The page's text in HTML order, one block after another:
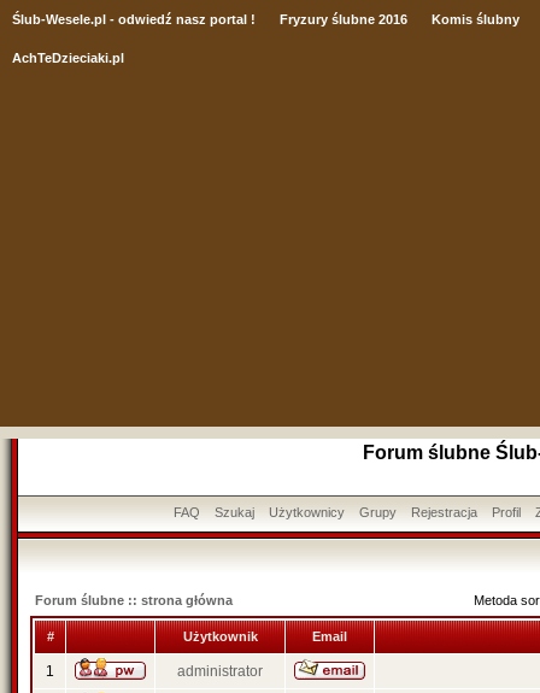
Ślub-Wesele.pl - odwiedź nasz portal ! Fryzury ślubne 2016 Komis ślubny
AchTeDzieciaki.pl
Forum ślubne
FAQ Szukaj Użytkownicy Grupy Rejestracja Profil
Forum ślubne :: strona główna Metoda
# Użytkownik Email
1 administrator